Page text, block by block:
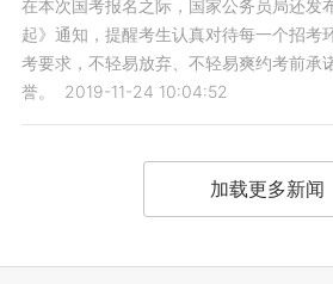
在本次国考报名之际，国家公务员局还发
起》通知，提醒考生认真对待每一个招考
考要求，不轻易放弃、不轻易爽约考前承
誉。
2019-11-24 10:04:52
加载更多新闻